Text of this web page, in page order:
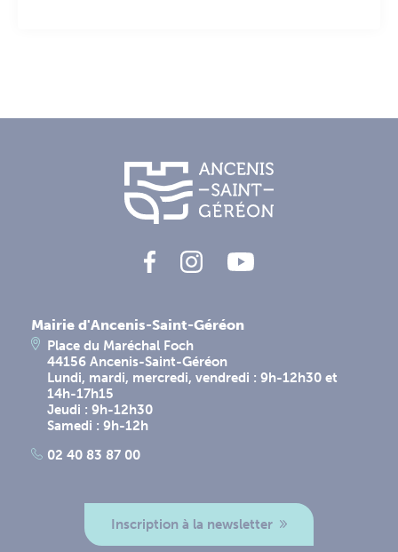
Mairie d'Ancenis-Saint-Géréon
Place du Maréchal Foch
44156 Ancenis-Saint-Géréon
Lundi, mardi, mercredi, vendredi : 9h-12h30 et
14h-17h15
Jeudi : 9h-12h30
Samedi : 9h-12h
02 40 83 87 00
Inscription à la newsletter